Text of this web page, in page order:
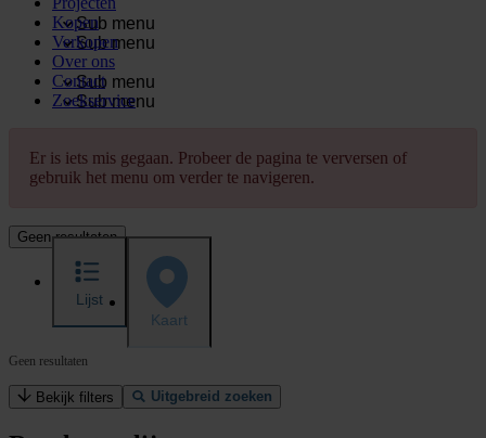
Sub menu
Kopen
Sub menu
Verkopen
Over ons
Sub menu
Contact
Sub menu
Zoekservice
Er is iets mis gegaan. Probeer de pagina te verversen of
gebruik het menu om verder te navigeren.
Geen resultaten
Lijst
Kaart
Geen resultaten
Bekijk filters Uitgebreid zoeken